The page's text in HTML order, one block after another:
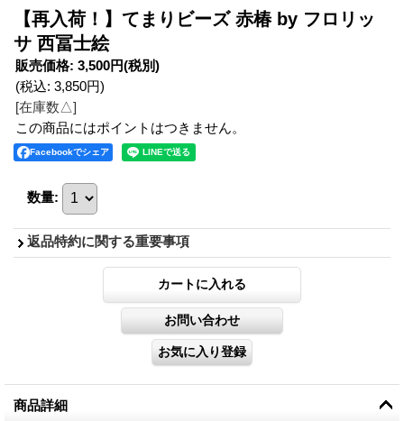
【再入荷！】てまりビーズ 赤椿 by フロリッ
サ 西冨士絵
販売価格: 3,500円(税別)
(税込: 3,850円)
[在庫数△]
この商品にはポイントはつきません。
Facebookでシェア
数量:
返品特約に関する重要事項
商品詳細